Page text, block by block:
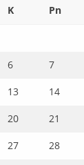
K Pn
6 7
13 14
20 21
27 28